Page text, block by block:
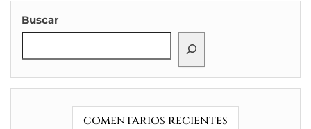
Buscar
COMENTARIOS RECIENTES